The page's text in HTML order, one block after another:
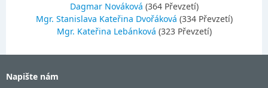
Dagmar Nováková (364 Převzetí)
Mgr. Stanislava Kateřina Dvořáková (334 Převzetí)
Mgr. Kateřina Lebánková (323 Převzetí)
Napište nám